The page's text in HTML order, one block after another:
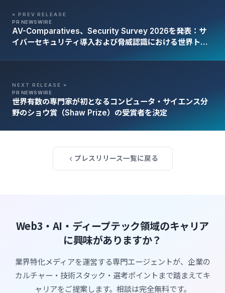
« PREV RELEASE
PR NEWSWIRE
AV-Comparatives、Security Survey 2026を発表：サ
イバーセキュリティ導入および脅威認識における世界トレ
NEXT RELEASE »
PR NEWSWIRE
世界有数の専門家が初となるコンピュータ・サイエンス分
野のショウ賞（Shaw Prize）の受賞者を決定
プレスリリース一覧に戻る
Web3・AI・ディープテック領域のキャリア
に興味がありますか？
業界特化メディアを運営する専門エージェントが、企業の
カルチャー・技術スタック・選考ポイントまで踏まえてキ
ャリアをご提案します。相談は完全無料です。